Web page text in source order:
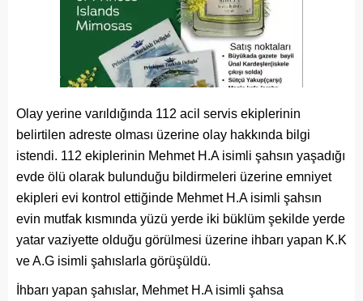
Olay yerine varıldığında 112 acil servis ekiplerinin
belirtilen adreste olması üzerine olay hakkında bilgi
istendi. 112 ekiplerinin Mehmet H.A isimli şahsın yaşadığı
evde ölü olarak bulunduğu bildirmeleri üzerine emniyet
ekipleri evi kontrol ettiğinde Mehmet H.A isimli şahsın
evin mutfak kısmında yüzü yerde iki büklüm şekilde yerde
yatar vaziyette olduğu görülmesi üzerine ihbarı yapan K.K
ve A.G isimli şahıslarla görüşüldü.
İhbarı yapan şahıslar, Mehmet H.A isimli şahsa